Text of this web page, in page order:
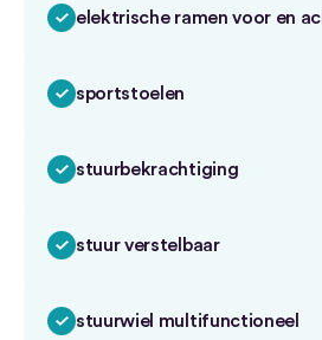
elektrische ramen voor en
sportstoelen
stuurbekrachtiging
stuur verstelbaar
stuurwiel multifunctioneel